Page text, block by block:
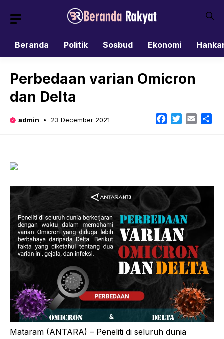
Beranda
Politik Sosbud Ekonomi
Perbedaan varian Omicron
dan Delta
admin 23 December 2021 Facebook
TwitterEmail
Mataram (ANTARA) – Peneliti di seluruh dunia